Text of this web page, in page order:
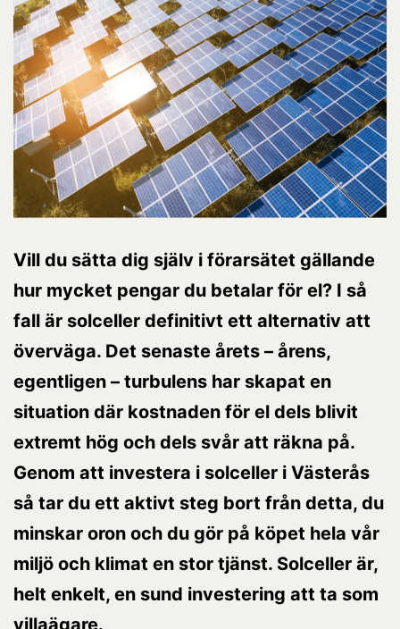
Vill du sätta dig själv i förarsätet gällande
hur mycket pengar du betalar för el? I så
fall är solceller definitivt ett alternativ att
överväga. Det senaste årets – årens,
egentligen – turbulens har skapat en
situation där kostnaden för el dels blivit
extremt hög och dels svår att räkna på.
Genom att investera i solceller i Västerås
så tar du ett aktivt steg bort från detta, du
minskar oron och du gör på köpet hela vår
miljö och klimat en stor tjänst. Solceller är,
helt enkelt, en sund investering att ta som
villaägare.